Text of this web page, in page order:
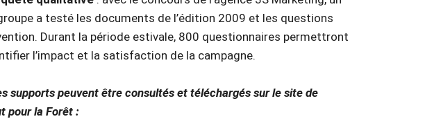
a testé les documents de l’édition 2009 et les questions
Durant la période estivale, 800 questionnaires permettront
l’impact et la satisfaction de la campagne.
supports peuvent être consultés et téléchargés sur le site de
pour la Forêt :